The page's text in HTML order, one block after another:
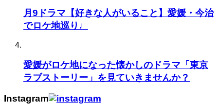
月9ドラマ【好きな人がいること】愛媛・今治
でロケ地巡り♩
愛媛がロケ地になった懐かしのドラマ「東京
ラブストーリー」を見ていきませんか？
Instagram